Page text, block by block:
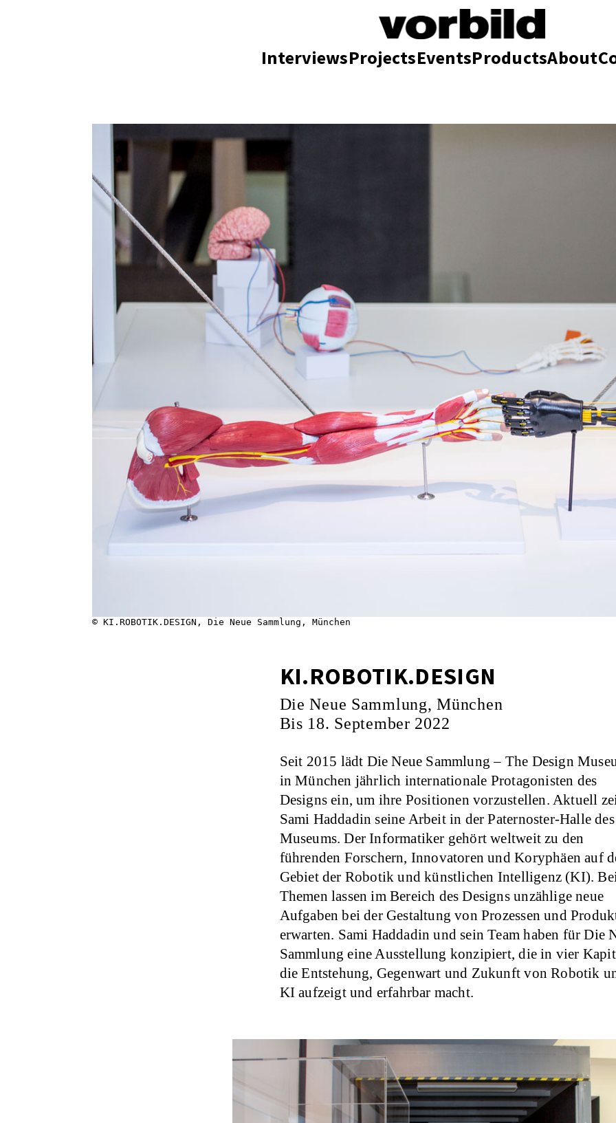
InterviewsProjectsEventsProductsAbout
© KI.ROBOTIK.DESIGN, Die Neue Sammlung, München
KI.ROBOTIK.DESIGN
Die Neue Sammlung, München
Bis 18. September 2022
Seit 2015 lädt Die Neue Sammlung – The Design
in München jährlich internationale Protagonisten des
Designs ein, um ihre Positionen vorzustellen. Aktuell
Sami Haddadin seine Arbeit in der Paternoster-Halle des
Museums. Der Informatiker gehört weltweit zu den
führenden Forschern, Innovatoren und Koryphäen auf
Gebiet der Robotik und künstlichen Intelligenz (KI).
Themen lassen im Bereich des Designs unzählige neue
Aufgaben bei der Gestaltung von Prozessen und
erwarten. Sami Haddadin und sein Team haben für Die
Sammlung eine Ausstellung konzipiert, die in vier
die Entstehung, Gegenwart und Zukunft von Robotik
KI aufzeigt und erfahrbar macht.